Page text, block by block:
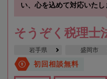
い、心を込めて対応いたし
そうぞく税理士
岩手県 盛岡市
初回相談無料